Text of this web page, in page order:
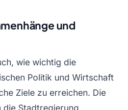
und
wie wichtig die
Politik und Wirtschaft
Ziele zu erreichen. Die